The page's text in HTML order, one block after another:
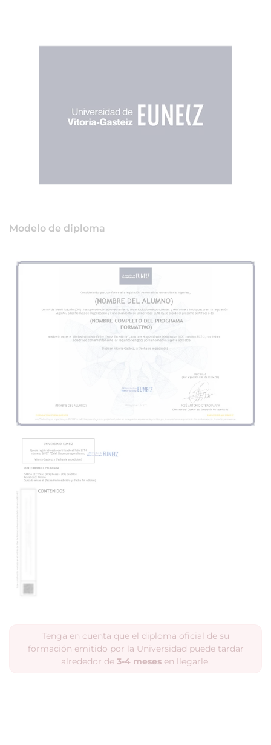
Modelo de diploma
Tenga en cuenta que el diploma oficial de su
formación emitido por la Universidad puede tardar
alrededor de 3-4 meses en llegarle.